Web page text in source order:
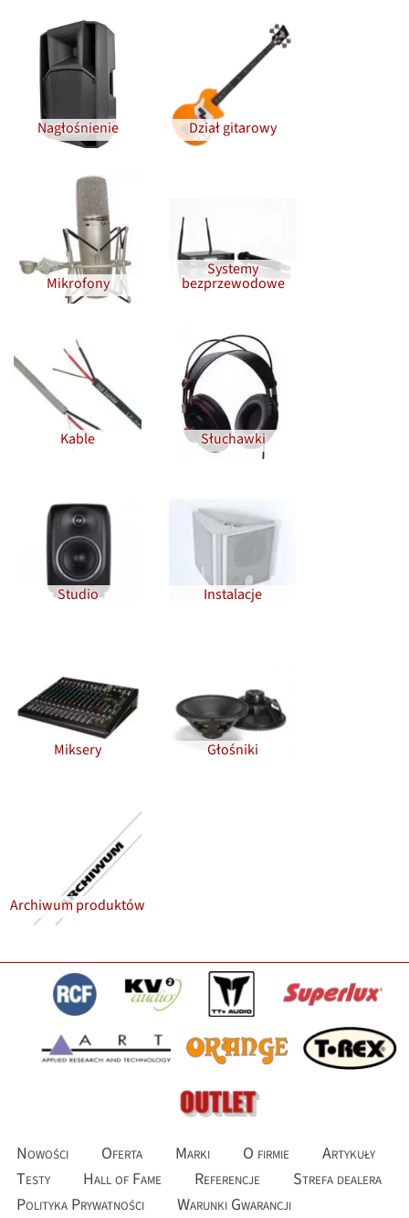
Nagłośnienie Dział gitarowy
Mikrofony
Systemy
bezprzewodowe
Kable Słuchawki
Studio Instalacje
Miksery Głośniki
Archiwum produktów
Nowości Oferta Marki O firmie
Artykuły
Testy
Hall of Fame Referencje
Strefa dealera
Polityka Prywatności
Warunki Gwarancji